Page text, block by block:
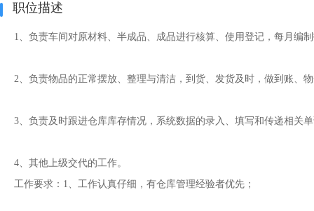
职位描述
1、负责车间对原材料、半成品、成品进行核算、使用登记，每月编
2、负责物品的正常摆放、整理与清洁，到货、发货及时，做到账、
3、负责及时跟进仓库库存情况，系统数据的录入、填写和传递相关
4、其他上级交代的工作。
工作要求：1、工作认真仔细，有仓库管理经验者优先；